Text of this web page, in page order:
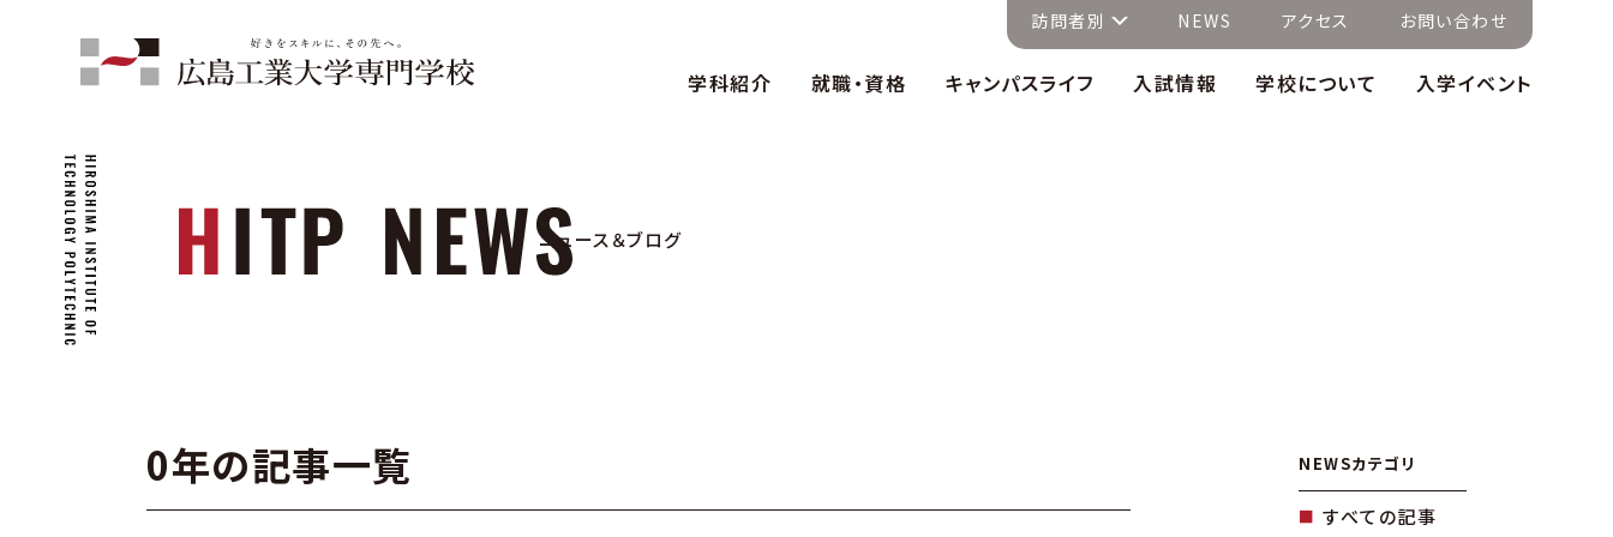
訪問者別 NEWS アクセス お問い合わせ
学科紹介 就職・資格 キャンパスライフ 入試情報 学校について 入学イベント
ニュース＆ブログ
0年の記事一覧 NEWSカテゴリ
すべての記事